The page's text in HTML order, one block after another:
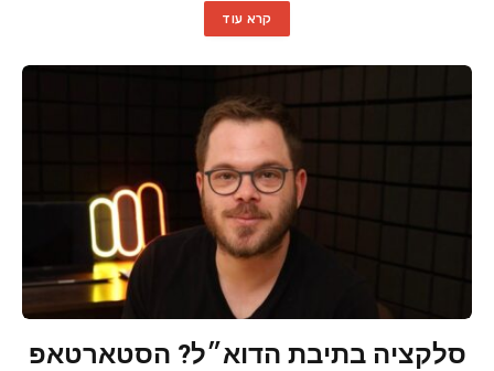
קרא עוד
סלקציה בתיבת הדוא״ל? הסטארטאפ